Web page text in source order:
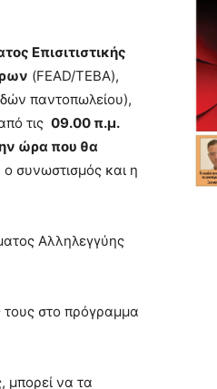
Επισιτιστικής
(FEAD/TEBA),
παντοπωλείου),
τις 09.00 π.μ.
ώρα που θα
συνωστισμός και η
Αλληλεγγύης
τους στο πρόγραμμα
μπορεί να τα